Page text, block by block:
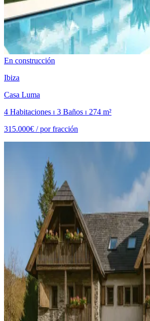
En construcción
Ibiza
Casa Luma
4 Habitaciones ⏐ 3 Baños ⏐ 274 m²
315.000€ /por fracción